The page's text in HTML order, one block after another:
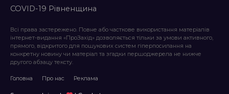
COVID-19 Рівненщина
Всі права застережено. Повне або часткове використання матеріалів
інтернет-видання «ПроЗахід» дозволяється тільки за умови активного,
прямого, відкритого для пошукових систем гіперпосилання на
конкретну новину чи матеріал та згадки першоджерела не нижче
другого абзацу тексту.
Головна Про нас Реклама